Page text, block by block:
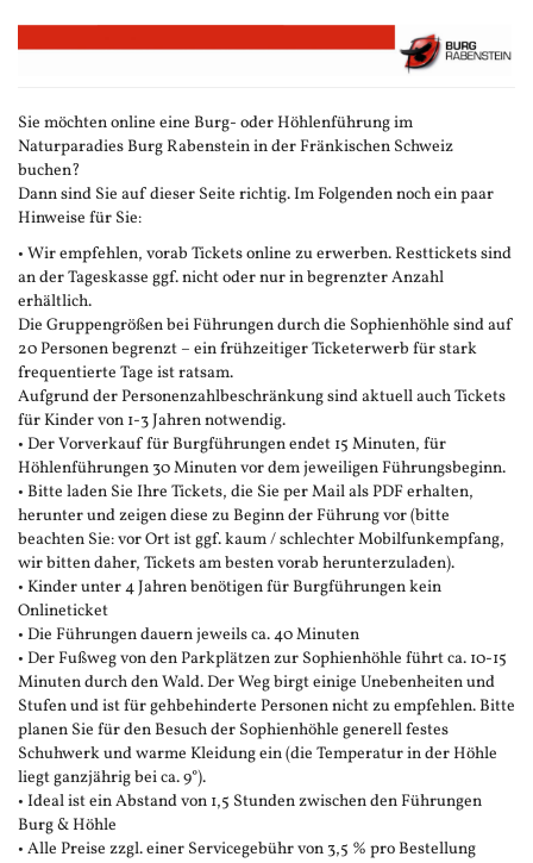
Zum
Haupt-
Sie möchten online eine Burg- oder Höhlenführung im
Naturparadies Burg Rabenstein in der Fränkischen Schweiz
buchen?
Dann sind Sie auf dieser Seite richtig. Im Folgenden noch ein paar
Hinweise für Sie:
• Wir empfehlen, vorab Tickets online zu erwerben. Resttickets sind
an der Tageskasse ggf. nicht oder nur in begrenzter Anzahl
erhältlich.
Die Gruppengrößen bei Führungen durch die Sophienhöhle sind auf
20 Personen begrenzt – ein frühzeitiger Ticketerwerb für stark
frequentierte Tage ist ratsam.
Aufgrund der Personenzahlbeschränkung sind aktuell auch Tickets
für Kinder von 1-3 Jahren notwendig.
• Der Vorverkauf für Burgführungen endet 15 Minuten, für
Höhlenführungen 30 Minuten vor dem jeweiligen Führungsbeginn.
• Bitte laden Sie Ihre Tickets, die Sie per Mail als PDF erhalten,
herunter und zeigen diese zu Beginn der Führung vor (bitte
beachten Sie: vor Ort ist ggf. kaum / schlechter Mobilfunkempfang,
wir bitten daher, Tickets am besten vorab herunterzuladen).
• Kinder unter 4 Jahren benötigen für Burgführungen kein
Onlineticket
• Die Führungen dauern jeweils ca. 40 Minuten
• Der Fußweg von den Parkplätzen zur Sophienhöhle führt ca. 10-15
Minuten durch den Wald. Der Weg birgt einige Unebenheiten und
Stufen und ist für gehbehinderte Personen nicht zu empfehlen. Bitte
planen Sie für den Besuch der Sophienhöhle generell festes
Schuhwerk und warme Kleidung ein (die Temperatur in der Höhle
liegt ganzjährig bei ca. 9°).
• Ideal ist ein Abstand von 1,5 Stunden zwischen den Führungen
Burg & Höhle
• Alle Preise zzgl. einer Servicegebühr von 3,5 % pro Bestellung